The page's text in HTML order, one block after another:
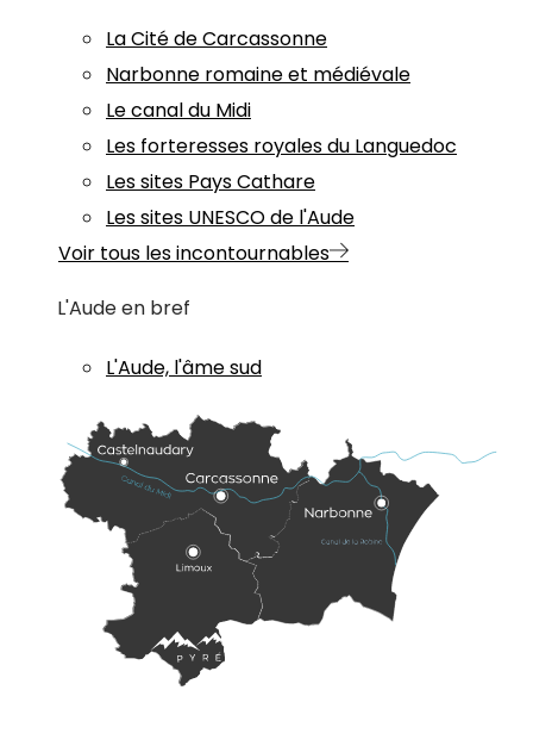
La Cité de Carcassonne
Narbonne romaine et médiévale
Le canal du Midi
Les forteresses royales du Languedoc
Les sites Pays Cathare
Les sites UNESCO de l'Aude
Voir tous les incontournables
L'Aude en bref
L'Aude, l'âme sud